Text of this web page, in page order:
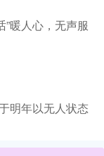
暖人心，无声服
明年以无人状态